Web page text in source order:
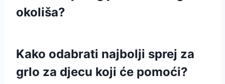
okoliša?
Kako odabrati najbolji sprej za
grlo za djecu koji će pomoći?